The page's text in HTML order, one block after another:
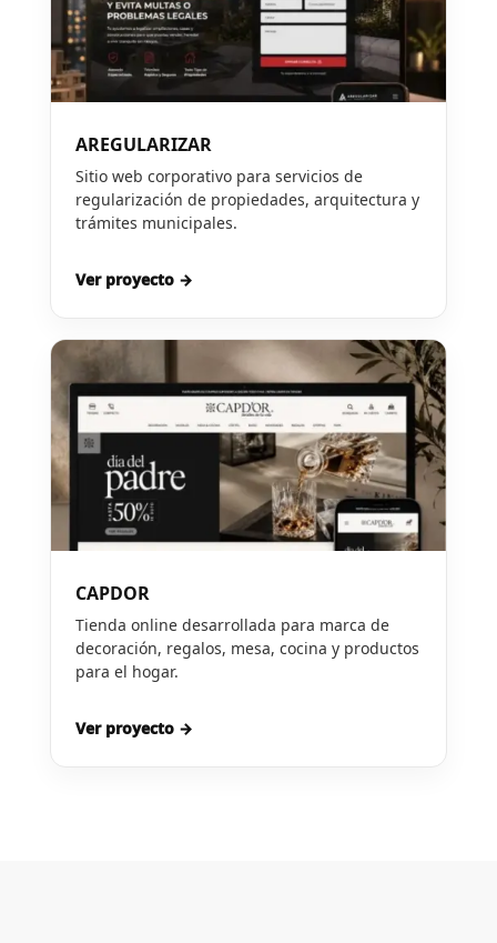
AREGULARIZAR
Sitio web corporativo para servicios de
regularización de propiedades, arquitectura y
trámites municipales.
Ver proyecto →
CAPDOR
Tienda online desarrollada para marca de
decoración, regalos, mesa, cocina y productos
para el hogar.
Ver proyecto →